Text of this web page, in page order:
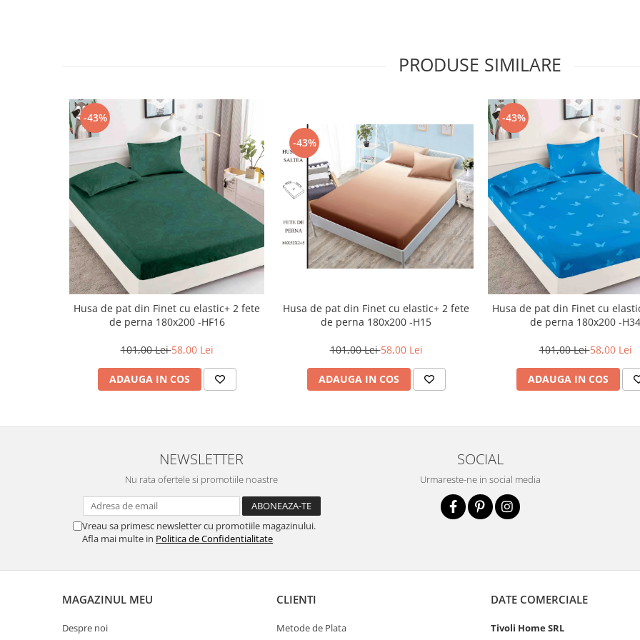
PRODUSE SIMILARE
-43%
Husa de pat din Finet cu elastic+ 2 fete
de perna 180x200 -HF16
101,00 Lei58,00 Lei
ADAUGA IN COS
-43%
Husa de pat din Finet cu elastic+ 2 fete
de perna 180x200 -H15
101,00 Lei58,00 Lei
ADAUGA IN COS
-43%
Husa de pat din Finet cu
de perna 180x200 -H34
101,00 Lei58,00 Lei
ADAUGA IN COS
NEWSLETTER
Nu rata ofertele si promotiile noastre
Vreau sa primesc newsletter cu promotiile magazinului.
Afla mai multe in Politica de Confidentialitate
SOCIAL
Urmareste-ne in social media
MAGAZINUL MEU
Despre noi
CLIENTI
Metode de Plata
DATE COMERCIALE
Tivoli Home SRL